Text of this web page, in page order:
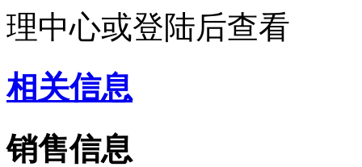
理中心或登陆后查看
相关信息
销售信息